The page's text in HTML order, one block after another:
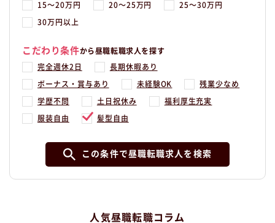
15〜20万円 20〜25万円 25〜30万円
30万円以上
こだわり条件から昼職転職求人を探す
完全週休2日 長期休暇あり
ボーナス・賞与あり 未経験OK 残業少なめ
学歴不問 土日祝休み 福利厚生充実
服装自由 髪型自由
この条件で昼職転職求人を検索
人気昼職転職コラム